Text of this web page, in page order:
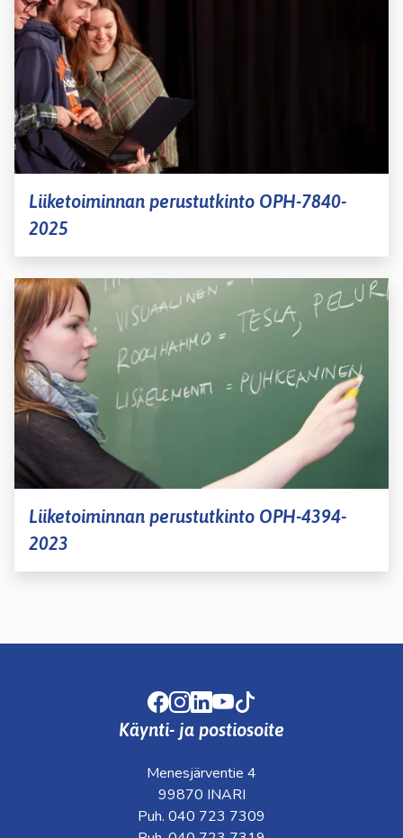
Liiketoiminnan perustutkinto OPH-7840-
2025
Liiketoiminnan perustutkinto OPH-4394-
2023
Facebook
Instagram
LinkedIn
Youtube
Käynti- ja postiosoite
Menesjärventie 4
99870 INARI
Puh. 040 723 7309